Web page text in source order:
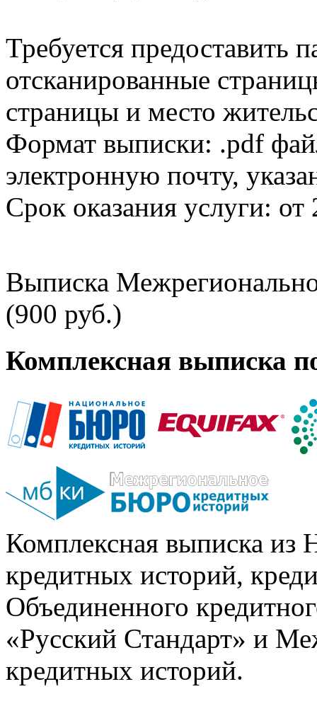
Требуется предоставить
отсканированные
страницы и место
Формат выписки: .pdf
электронную почту,
Срок оказания услуги: от
Выписка
(900 руб.)
Комплексная выписка
Комплексная выписка из
кредитных историй,
Объединенного
«Русский Стандарт» и
кредитных историй.